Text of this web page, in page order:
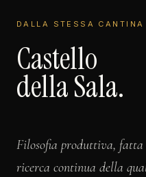
DALLA STESSA CANTINA
Castello
della Sala.
Filosofia produttiva, fatta
ricerca continua della